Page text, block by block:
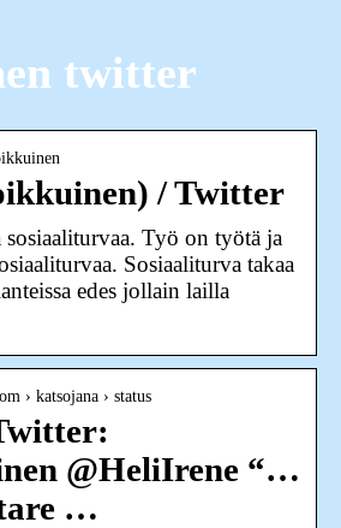
twitter
/ Twitter
sosiaaliturvaa. Työ on työtä ja
Sosiaaliturva takaa
edes jollain lailla
› katsojana › status
@HeliIrene “…
…